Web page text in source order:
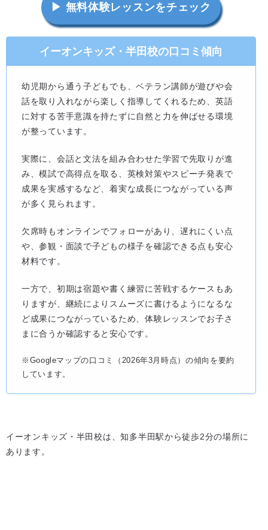
▶ 無料体験レッスンをチェック
イーオンキッズ・半田校の口コミ傾向
幼児期から通う子どもでも、ベテラン講師が遊びや会
話を取り入れながら楽しく指導してくれるため、英語
に対する苦手意識を持たずに自然と力を伸ばせる環境
が整っています。
実際に、会話と文法を組み合わせた学習で先取りが進
み、模試で高得点を取る、英検対策やスピーチ発表で
成果を実感するなど、着実な成長につながっている声
が多く見られます。
欠席時もオンラインでフォローがあり、遅れにくい点
や、参観・面談で子どもの様子を確認できる点も安心
材料です。
一方で、初期は宿題や書く練習に苦戦するケースもあ
りますが、継続によりスムーズに書けるようになるな
ど成果につながっているため、体験レッスンでお子さ
まに合うか確認すると安心です。
※Googleマップの口コミ（2026年3月時点）の傾向を要約
しています。
イーオンキッズ・半田校は、知多半田駅から徒歩2分の場所に
あります。